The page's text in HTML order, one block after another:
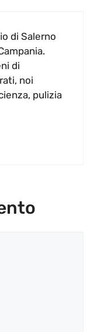
di Salerno
di
noi
pulizia